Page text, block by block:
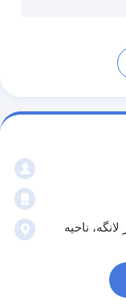
لانگه، ناحیه